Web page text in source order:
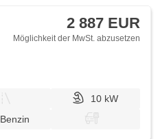
2 887 EUR
Möglichkeit der MwSt. abzusetzen
10 kW
Benzin